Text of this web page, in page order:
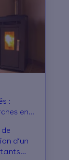
:
en
d’un